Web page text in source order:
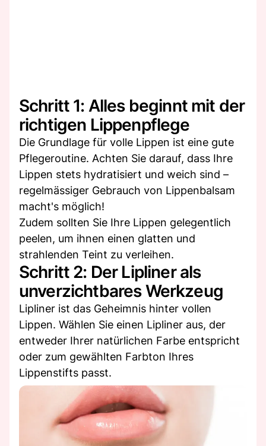
Schritt 1: Alles beginnt mit der
richtigen Lippenpflege
Die Grundlage für volle Lippen ist eine gute
Pflegeroutine. Achten Sie darauf, dass Ihre
Lippen stets hydratisiert und weich sind –
regelmässiger Gebrauch von Lippenbalsam
macht's möglich!
Zudem sollten Sie Ihre Lippen gelegentlich
peelen, um ihnen einen glatten und
strahlenden Teint zu verleihen.
Schritt 2: Der Lipliner als
unverzichtbares Werkzeug
Lipliner ist das Geheimnis hinter vollen
Lippen. Wählen Sie einen Lipliner aus, der
entweder Ihrer natürlichen Farbe entspricht
oder zum gewählten Farbton Ihres
Lippenstifts passt.